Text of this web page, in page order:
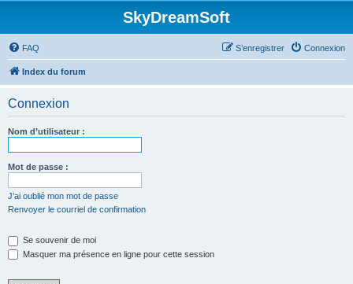
SkyDreamSoft
FAQ Connexion
S’enregistrer
Index du forum
Connexion
Nom d’utilisateur :
Mot de passe :
J’ai oublié mon mot de passe
Renvoyer le courriel de confirmation
Se souvenir de moi
Masquer ma présence en ligne pour cette session